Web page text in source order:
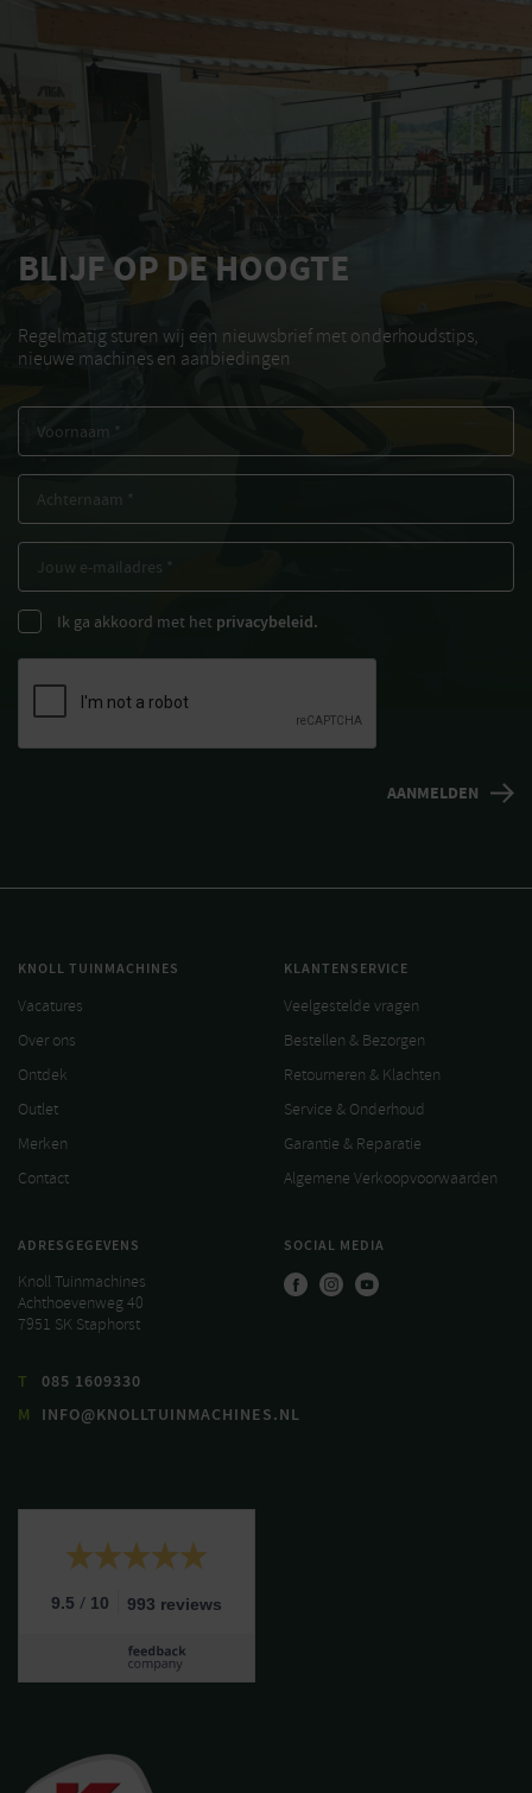
BLIJF OP DE HOOGTE
Regelmatig sturen wij een nieuwsbrief met onderhoudstips,
nieuwe machines en aanbiedingen
Ik ga akkoord met het privacybeleid.
KNOLL TUINMACHINES
Vacatures
Over ons
Ontdek
Outlet
Merken
Contact
KLANTENSERVICE
Veelgestelde vragen
Bestellen & Bezorgen
Retourneren & Klachten
Service & Onderhoud
Garantie & Reparatie
Algemene Verkoopvoorwaarden
ADRESGEGEVENS
Knoll Tuinmachines
Achthoevenweg 40
7951 SK Staphorst
T
085 1609330
M
INFO@KNOLLTUINMACHINES.NL
SOCIAL MEDIA
9.5 / 10 993 reviews